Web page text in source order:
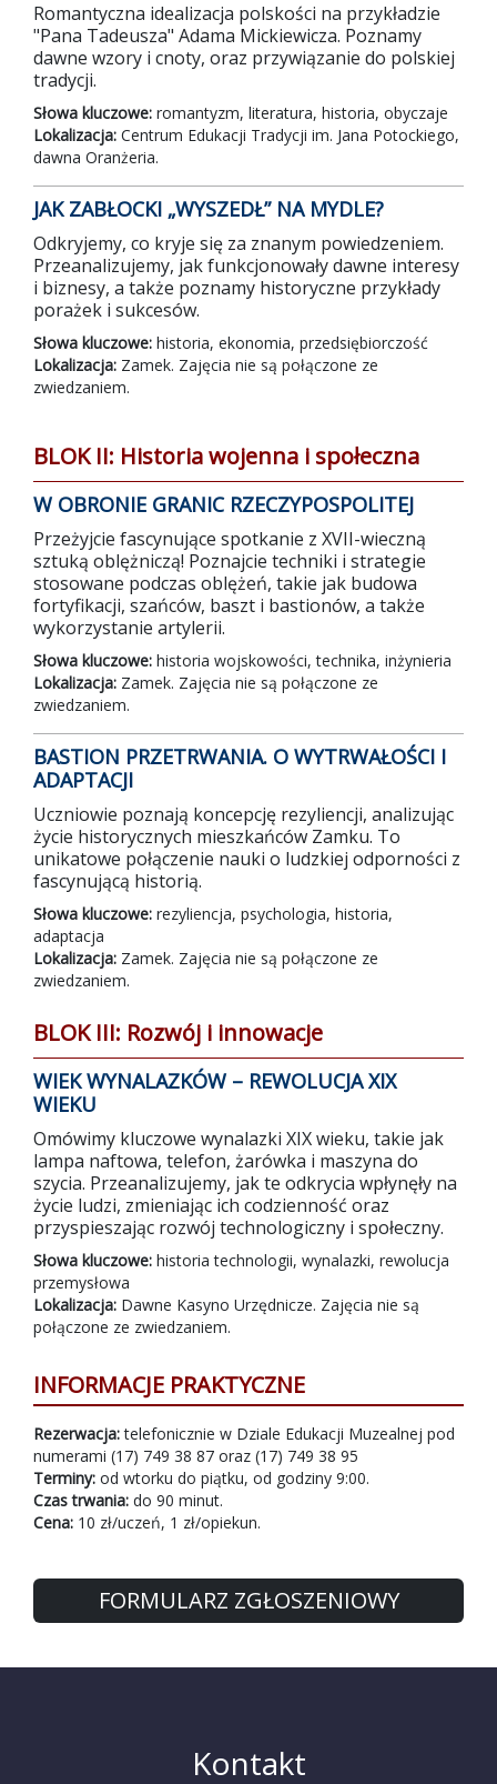
Romantyczna idealizacja polskości na przykładzie
"Pana Tadeusza" Adama Mickiewicza. Poznamy
dawne wzory i cnoty, oraz przywiązanie do polskiej
tradycji.
Słowa kluczowe: romantyzm, literatura, historia, obyczaje
Lokalizacja: Centrum Edukacji Tradycji im. Jana Potockiego,
dawna Oranżeria.
JAK ZABŁOCKI „WYSZEDŁ” NA MYDLE?
Odkryjemy, co kryje się za znanym powiedzeniem.
Przeanalizujemy, jak funkcjonowały dawne interesy
i biznesy, a także poznamy historyczne przykłady
porażek i sukcesów.
Słowa kluczowe: historia, ekonomia, przedsiębiorczość
Lokalizacja: Zamek. Zajęcia nie są połączone ze
zwiedzaniem.
BLOK II: Historia wojenna i społeczna
W OBRONIE GRANIC RZECZYPOSPOLITEJ
Przeżyjcie fascynujące spotkanie z XVII-wieczną
sztuką oblężniczą! Poznajcie techniki i strategie
stosowane podczas oblężeń, takie jak budowa
fortyfikacji, szańców, baszt i bastionów, a także
wykorzystanie artylerii.
Słowa kluczowe: historia wojskowości, technika, inżynieria
Lokalizacja: Zamek. Zajęcia nie są połączone ze
zwiedzaniem.
BASTION PRZETRWANIA. O WYTRWAŁOŚCI I
ADAPTACJI
Uczniowie poznają koncepcję rezyliencji, analizując
życie historycznych mieszkańców Zamku. To
unikatowe połączenie nauki o ludzkiej odporności z
fascynującą historią.
Słowa kluczowe: rezyliencja, psychologia, historia,
adaptacja
Lokalizacja: Zamek. Zajęcia nie są połączone ze
zwiedzaniem.
BLOK III: Rozwój i innowacje
WIEK WYNALAZKÓW – REWOLUCJA XIX
WIEKU
Omówimy kluczowe wynalazki XIX wieku, takie jak
lampa naftowa, telefon, żarówka i maszyna do
szycia. Przeanalizujemy, jak te odkrycia wpłynęły na
życie ludzi, zmieniając ich codzienność oraz
przyspieszając rozwój technologiczny i społeczny.
Słowa kluczowe: historia technologii, wynalazki, rewolucja
przemysłowa
Lokalizacja: Dawne Kasyno Urzędnicze. Zajęcia nie są
połączone ze zwiedzaniem.
INFORMACJE PRAKTYCZNE
Rezerwacja:telefonicznie w Dziale Edukacji Muzealnej pod
numerami (17) 749 38 87 oraz (17) 749 38 95
Terminy: od wtorku do piątku, od godziny 9:00.
Czas trwania: do 90 minut.
Cena: 10 zł/uczeń, 1 zł/opiekun.
FORMULARZ ZGŁOSZENIOWY
Kontakt